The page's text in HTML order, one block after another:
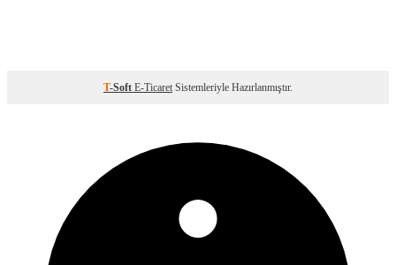
T-Soft E-Ticaret Sistemleriyle Hazırlanmıştır.